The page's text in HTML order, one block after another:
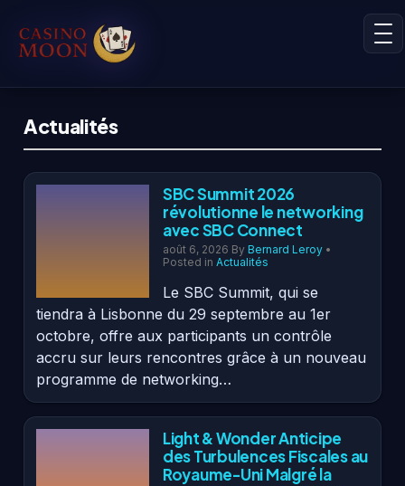
Actualités
SBC Summit 2026
révolutionne le networking
avec SBC Connect
août 6, 2026 By Bernard Leroy •
Posted in Actualités
Le SBC Summit, qui se
tiendra à Lisbonne du 29 septembre au 1er
octobre, offre aux participants un contrôle
accru sur leurs rencontres grâce à un nouveau
programme de networking…
Light & Wonder Anticipe
des Turbulences Fiscales au
Royaume-Uni Malgré la